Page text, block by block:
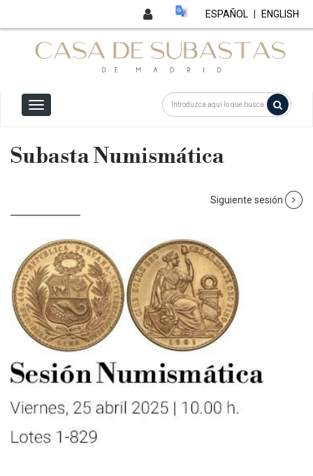
ESPAÑOL ENGLISH
Subasta Numismática
Siguiente sesión